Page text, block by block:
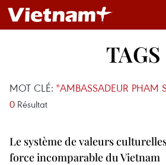
TAGS
MOT CLÉ: "AMBASSADEUR PHAM
0 Résultat
Le système de valeurs
force incomparable du Vietnam